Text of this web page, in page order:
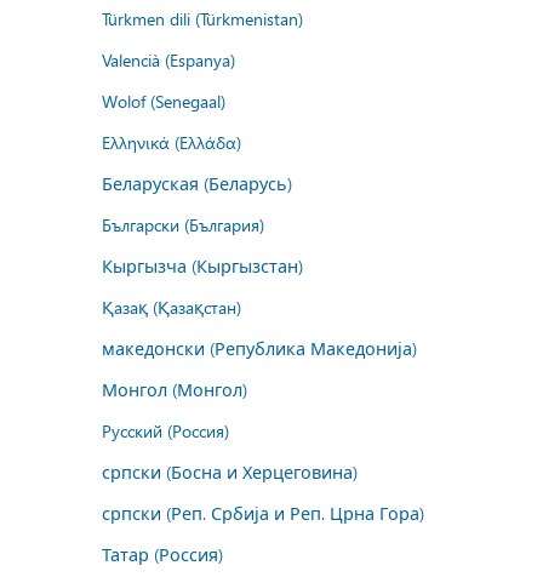
Türkmen dili (Türkmenistan)
Valencià (Espanya)
Wolof (Senegaal)
Ελληνικά (Ελλάδα)
Беларуская (Беларусь)
Български (България)
Кыргызча (Кыргызстан)
Қазақ (Қазақстан)
македонски (Република Македонија)
Монгол (Монгол)
Русский (Россия)
српски (Босна и Херцеговина)
српски (Реп. Србија и Реп. Црна Гора)
Татар (Россия)